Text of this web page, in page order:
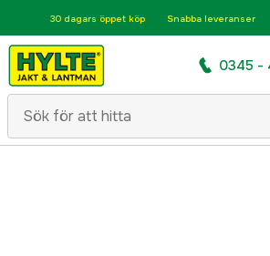
30 dagars öppet köp Snabba leveranser
0345 -